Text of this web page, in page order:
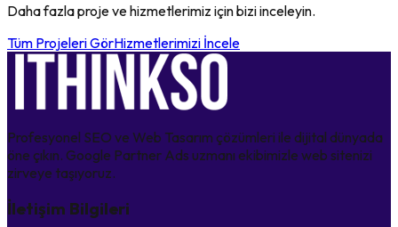
Daha fazla proje ve hizmetlerimiz için bizi inceleyin.
Tüm Projeleri GörHizmetlerimizi İncele
Profesyonel SEO ve Web Tasarım çözümleri ile dijital dünyada
öne çıkın. Google Partner Ads uzmanı ekibimizle web sitenizi
zirveye taşıyoruz.
İletişim Bilgileri